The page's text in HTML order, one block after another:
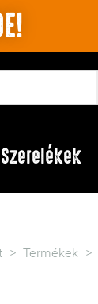
Szerelékek
> Termékek >